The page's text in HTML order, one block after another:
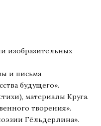
изобразительных
и письма
будущего».
материалы Круга.
творения».
Гёльдерлина».